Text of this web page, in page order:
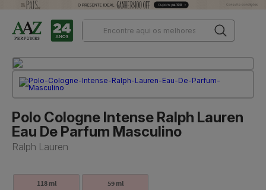
Polo Cologne Intense Ralph Lauren
Eau De Parfum Masculino
Ralph Lauren
118 ml 59 ml